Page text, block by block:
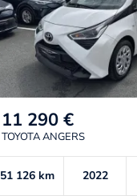
11 290 €
TOYOTA ANGERS
51 126km 2022